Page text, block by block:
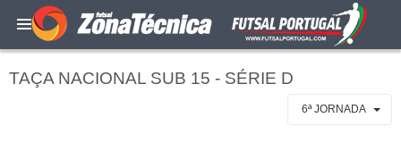
TAÇA NACIONAL SUB 15 - SÉRIE D
6ª JORNADA